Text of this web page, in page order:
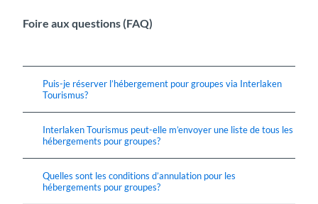
Foire aux questions (FAQ)
Puis-je réserver l’hébergement pour groupes via Interlaken
Tourismus?
Interlaken Tourismus peut-elle m’envoyer une liste de tous les
hébergements pour groupes?
Quelles sont les conditions d’annulation pour les
hébergements pour groupes?